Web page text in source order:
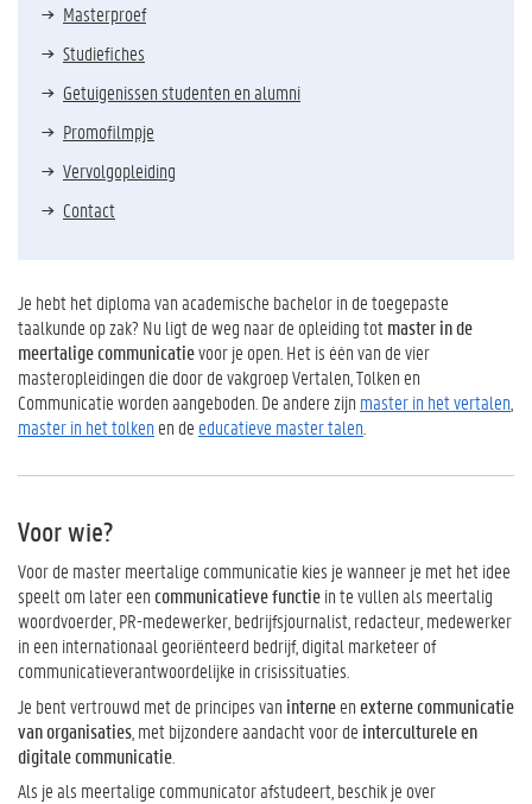
Masterproef
Studiefiches
Getuigenissen studenten en alumni
Promofilmpje
Vervolgopleiding
Contact
Je hebt het diploma van academische bachelor in de toegepaste
taalkunde op zak? Nu ligt de weg naar de opleiding totmaster in de
meertalige communicatievoor je open. Het is één van de vier
masteropleidingen die door de vakgroep Vertalen, Tolken en
Communicatie worden aangeboden. De andere zijn master in het vertalen
master in het tolken en de educatieve master talen
Voor wie?
Voor de master meertalige communicatie kies je wanneer je met het idee
speelt om later eencommunicatieve functiein te vullen als meertalig
woordvoerder, PR-medewerker, bedrijfsjournalist, redacteur, medewerker
in een internationaal georiënteerd bedrijf, digital marketeer of
communicatieverantwoordelijke in crisissituaties.
Je bent vertrouwd met de principes van interneenexterne communicatie
van organisaties , met bijzondere aandacht voor de interculturele en
digitale communicatie
Als je als meertalige communicator afstudeert, beschik je over